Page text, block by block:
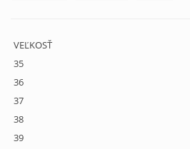
VEĽKOSŤ
35
36
37
38
39